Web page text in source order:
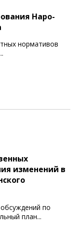
Наро-
нормативов
изменений в
по
план...